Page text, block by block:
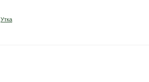
Утка